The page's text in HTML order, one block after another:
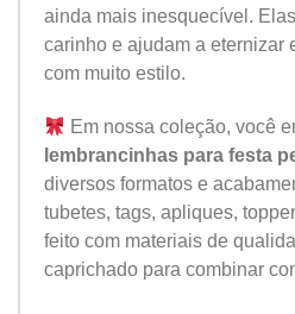
ainda mais inesquecível.
carinho e ajudam a eternizar
com muito estilo.
Em nossa coleção, você
lembrancinhas para festa
diversos formatos e
tubetes, tags, apliques,
feito com materiais de
caprichado para combinar